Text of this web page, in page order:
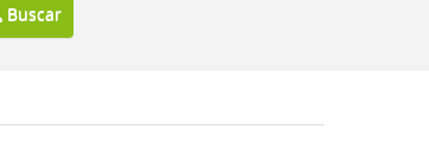
Buscar